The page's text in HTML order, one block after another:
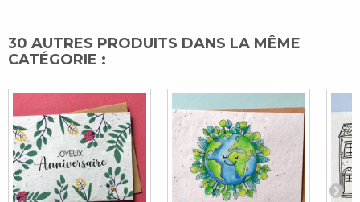
30 AUTRES PRODUITS DANS LA MÊME
CATÉGORIE :